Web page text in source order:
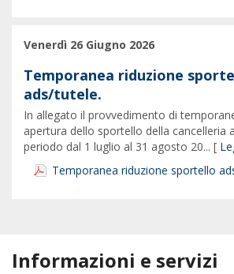
Venerdì 26 Giugno 2026
Temporanea riduzione
ads/tutele.
In allegato il provvedimento di
apertura dello sportello della cancelleria
periodo dal 1 luglio al 31 agosto 20... [
Temporanea riduzione sportello
Informazioni e servizi